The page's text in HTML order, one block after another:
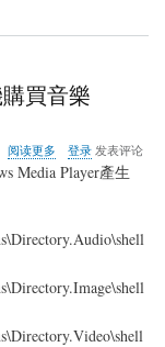
買音樂
阅读更多
于
目
鍵
單
登录发表评论
Media Player產生